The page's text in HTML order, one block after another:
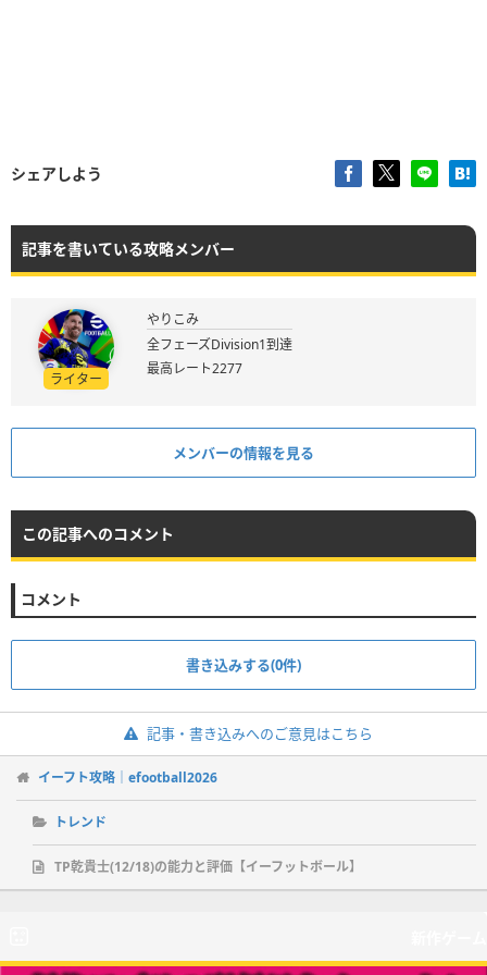
シェアしよう
記事を書いている攻略メンバー
ライター
やりこみ
全フェーズDivision1到達
最高レート2277
メンバーの情報を見る
この記事へのコメント
コメント
書き込みする(0件)
記事・書き込みへのご意見はこちら
イーフト攻略｜efootball2026
トレンド
TP乾貴士(12/18)の能力と評価【イーフットボール】